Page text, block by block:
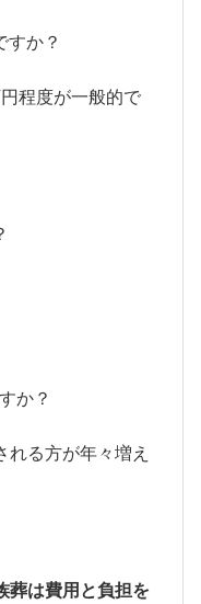
すか？
程度が一般的で
か？
れる方が年々増え
葬は費用と負担を